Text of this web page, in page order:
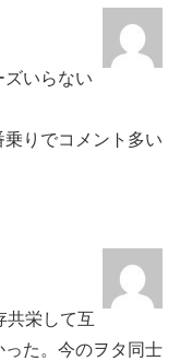
ズいらない
りでコメント多い
共栄して互
た。今のヲタ同士